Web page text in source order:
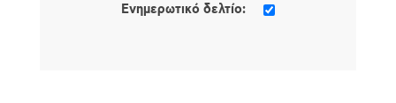
Ενημερωτικό δελτίο: